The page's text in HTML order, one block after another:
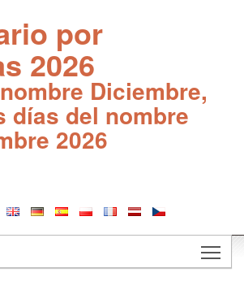
por
2026
Diciembre,
días del nombre
2026